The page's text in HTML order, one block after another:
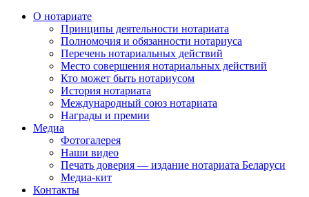
О нотариате
Принципы деятельности нотариата
Полномочия и обязанности нотариуса
Перечень нотариальных действий
Место совершения нотариальных действий
Кто может быть нотариусом
История нотариата
Международный союз нотариата
Награды и премии
Медиа
Фотогалерея
Наши видео
Печать доверия — издание нотариата Беларуси
Медиа-кит
Контакты